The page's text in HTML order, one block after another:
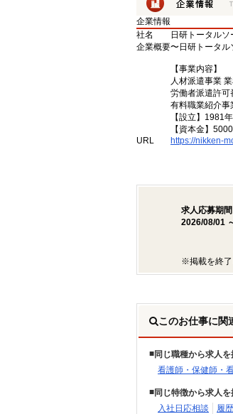
企業情報
社名
日研トータル
企業概要〜日研トータル
【事業内容】
人材派遣事業
労働者派遣許
有料職業紹介
【設立】1981
【資本金】
URL
https://nikken-
求人応募期間
2026/08/01
※掲載を終了
このお仕事に関
同じ職種から求人を
看護師・保健師・
同じ特徴から求人を
入社日応相談
履